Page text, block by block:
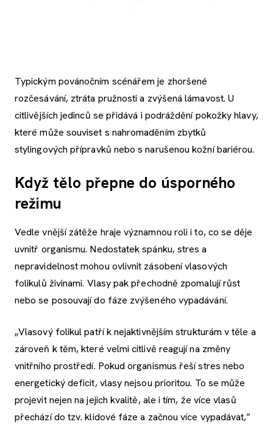
Typickým povánočním scénářem je zhoršené
rozčesávání, ztráta pružnosti a zvýšená lámavost. U
citlivějších jedinců se přidává i podráždění pokožky hlavy,
které může souviset s nahromaděním zbytků
stylingových přípravků nebo s narušenou kožní bariérou.
Když tělo přepne do úsporného
režimu
Vedle vnější zátěže hraje významnou roli i to, co se děje
uvnitř organismu. Nedostatek spánku, stres a
nepravidelnost mohou ovlivnit zásobení vlasových
folikulů živinami. Vlasy pak přechodně zpomalují růst
nebo se posouvají do fáze zvýšeného vypadávání.
„Vlasový folikul patří k nejaktivnějším strukturám v těle a
zároveň k těm, které velmi citlivě reagují na změny
vnitřního prostředí. Pokud organismus řeší stres nebo
energetický deficit, vlasy nejsou prioritou. To se může
projevit nejen na jejich kvalitě, ale i tím, že více vlasů
přechází do tzv. klidové fáze a začnou více vypadávat,”